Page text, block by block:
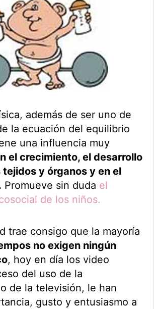
además de ser uno de
la ecuación del equilibrio
una influencia muy
el crecimiento, el desarrollo
tejidos y órganos y en el
Promueve sin duda el
de los niños.
trae consigo que la mayoría
no exigen ningún
, hoy en día los video
del uso de la
de la televisión, le han
gusto y entusiasmo a